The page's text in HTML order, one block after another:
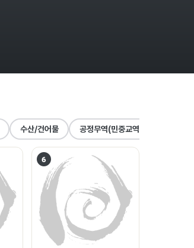
수산/건어물 공정무역(민중교역)
6